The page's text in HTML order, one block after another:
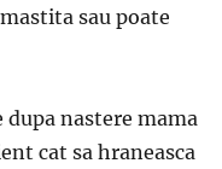
sau poate
dupa nastere mama
cat sa hraneasca